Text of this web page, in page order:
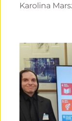
Karolina